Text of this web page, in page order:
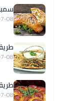
08
08
08